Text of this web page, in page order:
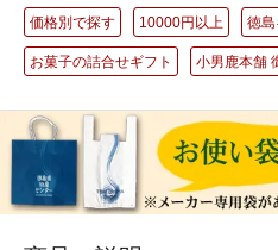
価格別で探す 10000円以上 徳
お菓子の詰合せギフト 小男鹿本舗